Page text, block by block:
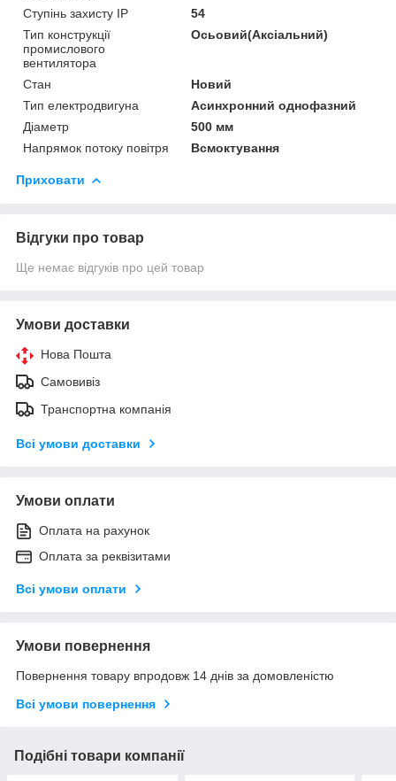
Ступінь захисту IP
54
Тип конструкції
промислового
вентилятора
Осьовий(Аксіальний)
Стан
Новий
Тип електродвигуна
Асинхронний однофазний
Діаметр
500 мм
Напрямок потоку повітря
Всмоктування
Приховати
Відгуки про товар
Ще немає відгуків про цей товар
Умови доставки
Нова Пошта
Самовивіз
Транспортна компанія
Всі умови доставки
Умови оплати
Оплата на рахунок
Оплата за реквізитами
Всі умови оплати
Умови повернення
Повернення товару впродовж 14 днів за домовленістю
Всі умови повернення
Подібні товари компанії